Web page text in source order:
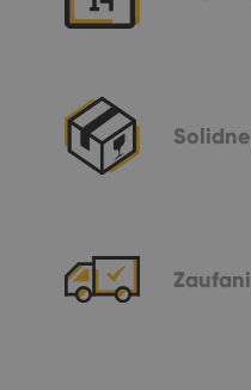
Solidne
Zaufani